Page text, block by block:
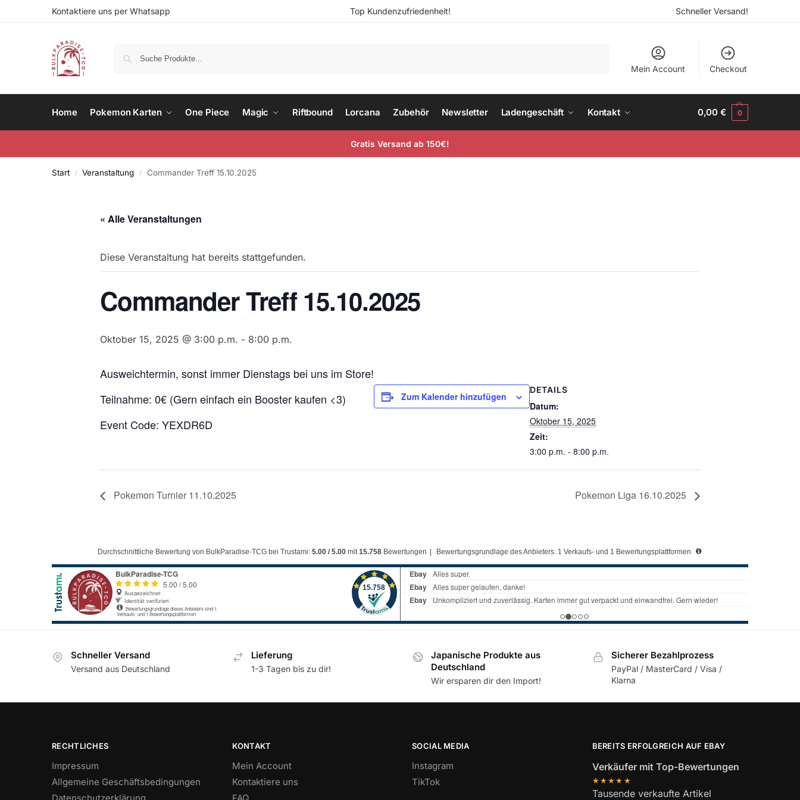
Kontaktiere uns per Whatsapp Top Kundenzufriedenheit! Schneller Versand!
Mein Account Checkout
Home Pokemon Karten One Piece Magic Riftbound Lorcana Zubehör Newsletter Ladengeschäft Kontakt 0,00€ 0
Gratis Versand ab 150€!
Start / Veranstaltung / Commander Treff 15.10.2025
« Alle Veranstaltungen
Diese Veranstaltung hat bereits stattgefunden.
Commander Treff 15.10.2025
Oktober 15, 2025 @ 3:00 p.m. - 8:00 p.m.
Ausweichtermin, sonst immer Dienstags bei uns im Store!
Teilnahme: 0€ (Gern einfach ein Booster kaufen <3)
Event Code: YEXDR6D
Zum Kalender hinzufügen
DETAILS
Datum:
Oktober 15, 2025
Zeit:
3:00 p.m. - 8:00 p.m.
Pokemon Turnier 11.10.2025 Pokemon Liga 16.10.2025
Durchschnittliche Bewertung von BulkParadise-TCG bei Trustami: 5.00 / 5.00 mit15.758 Bewertungen Bewertungsgrundlage des Anbieters: 1 Verkaufs- und 1 Bewertungsplattformen
Schneller Versand
Versand aus Deutschland
Lieferung
1-3 Tagen bis zu dir!
Japanische Produkte aus
Deutschland
Wir ersparen dir den Import!
Sicherer Bezahlprozess
PayPal / MasterCard / Visa /
Klarna
RECHTLICHES
Impressum
Allgemeine Geschäftsbedingungen
Datenschutzerklärung
KONTAKT
Mein Account
Kontaktiere uns
FAQ
SOCIAL MEDIA
Instagram
TikTok
BEREITS ERFOLGREICH AUF EBAY
Verkäufer mit Top-Bewertungen
★★★★★
Tausende verkaufte Artikel